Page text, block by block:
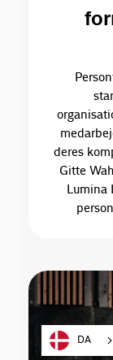
deres
Gitte
Lumina
DA